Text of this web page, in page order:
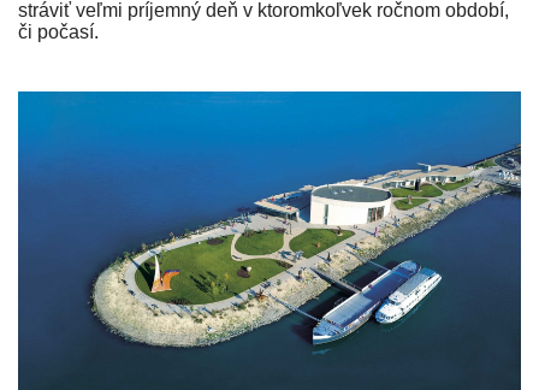
stráviť veľmi príjemný deň v ktoromkoľvek ročnom období,
či počasí.